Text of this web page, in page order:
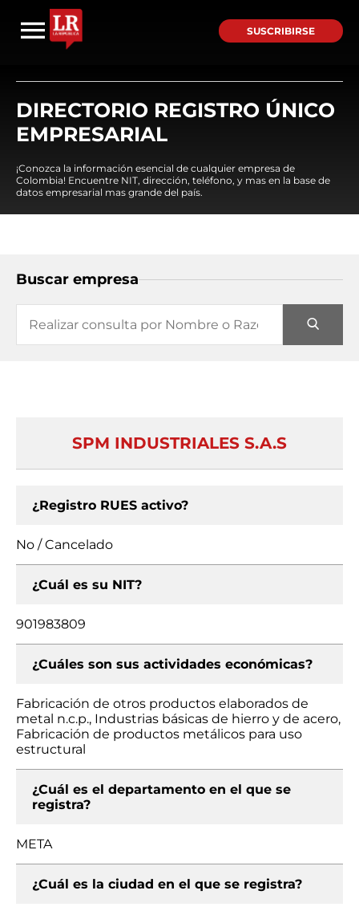
SUSCRIBIRSE
DIRECTORIO REGISTRO ÚNICO
EMPRESARIAL
¡Conozca la información esencial de cualquier empresa de
Colombia! Encuentre NIT, dirección, teléfono, y mas en la base de
datos empresarial mas grande del país.
Buscar empresa
SPM INDUSTRIALES S.A.S
¿Registro RUES activo?
No / Cancelado
¿Cuál es su NIT?
901983809
¿Cuáles son sus actividades económicas?
Fabricación de otros productos elaborados de
metal n.c.p., Industrias básicas de hierro y de acero,
Fabricación de productos metálicos para uso
estructural
¿Cuál es el departamento en el que se
registra?
META
¿Cuál es la ciudad en el que se registra?